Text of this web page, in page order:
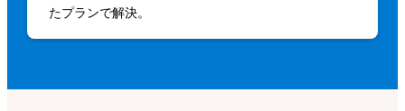
たプランで解決。